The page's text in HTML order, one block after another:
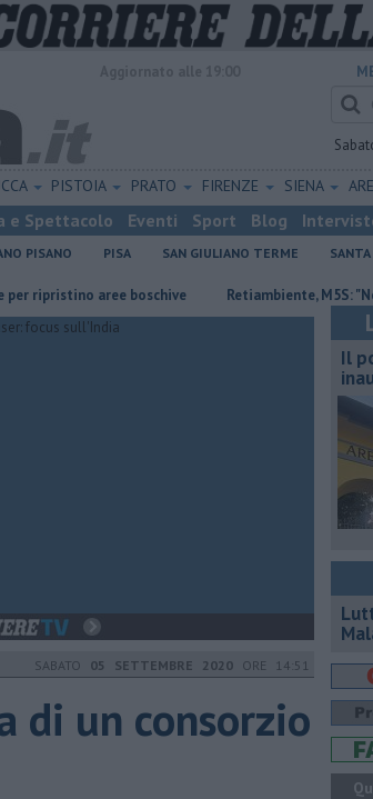
PISTOIA PRATO FIRENZE SIENA
e Spettacolo Eventi Sport Blog
PISANO PISA SAN GIULIANO TERME SANTA
aree boschive Retiambiente, M5S: "Nessun
SABATO 05 SETTEMBRE 2020 ORE 14:51
di un consorzio
Il